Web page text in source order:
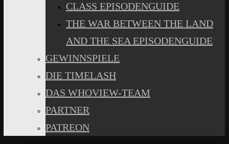
CLASS EPISODENGUIDE
THE WAR BETWEEN THE LAND
AND THE SEA EPISODENGUIDE
GEWINNSPIELE
DIE TIMELASH
DAS WHOVIEW-TEAM
PARTNER
PATREON